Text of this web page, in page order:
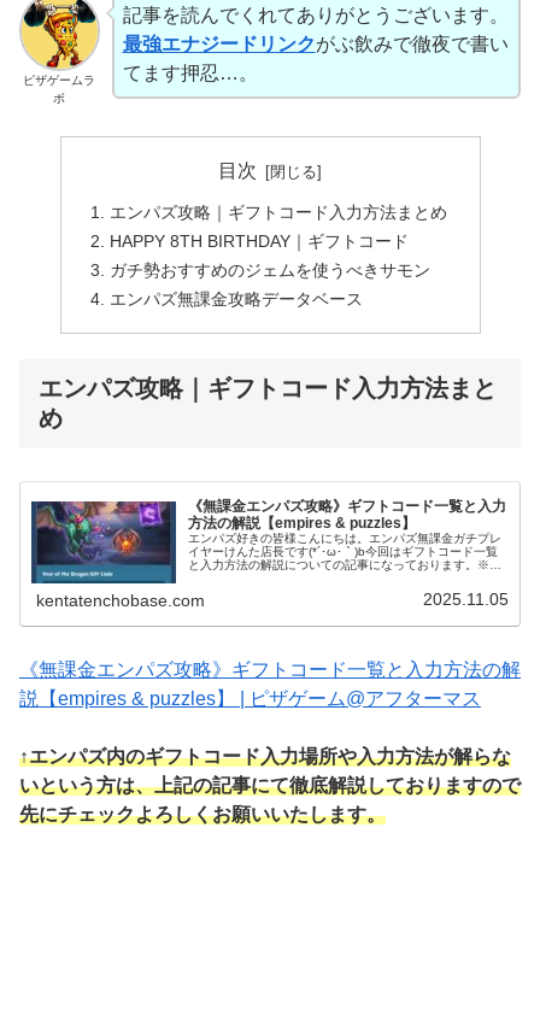
ピザゲームラ
ボ
記事を読んでくれてありがとうございます。
最強エナジードリンクがぶ飲みで徹夜で書い
てます押忍…。
目次
エンパズ攻略｜ギフトコード入力方法まとめ
HAPPY 8TH BIRTHDAY｜ギフトコード
ガチ勢おすすめのジェムを使うべきサモン
エンパズ無課金攻略データベース
エンパズ攻略｜ギフトコード入力方法まと
め
《無課金エンパズ攻略》ギフトコード一覧と入力
方法の解説【empires & puzzles】
エンパズ好きの皆様こんにちは。エンパズ無課金ガチプレ
イヤーけんた店長です(*´･ω･｀)b今回はギフトコード一覧
と入力方法の解説についての記事になっております。※閲
kentatenchobase.com 2025.11.05
《無課金エンパズ攻略》ギフトコード一覧と入力方法の解
説【empires & puzzles】 | ピザゲーム@アフターマス
↑エンパズ内のギフトコード入力場所や入力方法が解らな
いという方は、上記の記事にて徹底解説しておりますので
先にチェックよろしくお願いいたします。